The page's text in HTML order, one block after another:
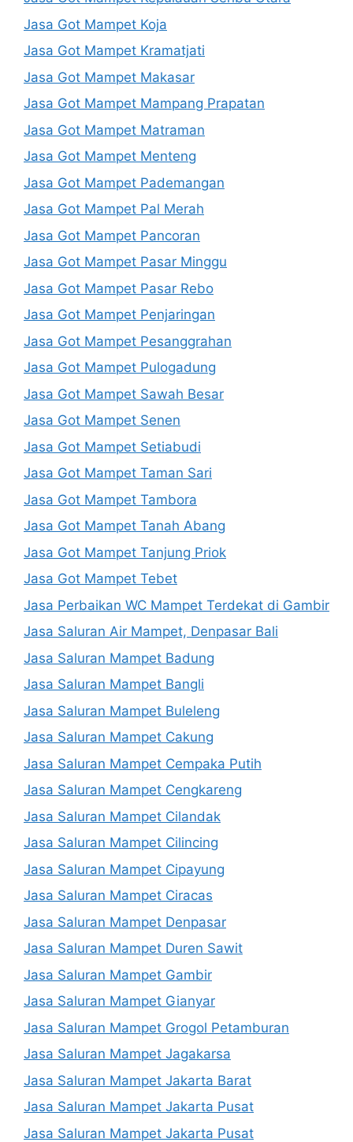
Jasa Got Mampet Koja
Jasa Got Mampet Kramatjati
Jasa Got Mampet Makasar
Jasa Got Mampet Mampang Prapatan
Jasa Got Mampet Matraman
Jasa Got Mampet Menteng
Jasa Got Mampet Pademangan
Jasa Got Mampet Pal Merah
Jasa Got Mampet Pancoran
Jasa Got Mampet Pasar Minggu
Jasa Got Mampet Pasar Rebo
Jasa Got Mampet Penjaringan
Jasa Got Mampet Pesanggrahan
Jasa Got Mampet Pulogadung
Jasa Got Mampet Sawah Besar
Jasa Got Mampet Senen
Jasa Got Mampet Setiabudi
Jasa Got Mampet Taman Sari
Jasa Got Mampet Tambora
Jasa Got Mampet Tanah Abang
Jasa Got Mampet Tanjung Priok
Jasa Got Mampet Tebet
Jasa Perbaikan WC Mampet Terdekat di Gambir
Jasa Saluran Air Mampet, Denpasar Bali
Jasa Saluran Mampet Badung
Jasa Saluran Mampet Bangli
Jasa Saluran Mampet Buleleng
Jasa Saluran Mampet Cakung
Jasa Saluran Mampet Cempaka Putih
Jasa Saluran Mampet Cengkareng
Jasa Saluran Mampet Cilandak
Jasa Saluran Mampet Cilincing
Jasa Saluran Mampet Cipayung
Jasa Saluran Mampet Ciracas
Jasa Saluran Mampet Denpasar
Jasa Saluran Mampet Duren Sawit
Jasa Saluran Mampet Gambir
Jasa Saluran Mampet Gianyar
Jasa Saluran Mampet Grogol Petamburan
Jasa Saluran Mampet Jagakarsa
Jasa Saluran Mampet Jakarta Barat
Jasa Saluran Mampet Jakarta Pusat
Jasa Saluran Mampet Jakarta Pusat